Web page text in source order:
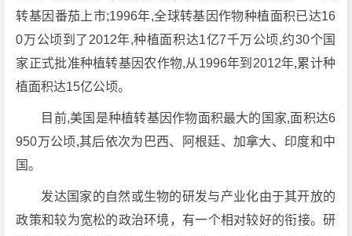
转基因番茄上市;1996年,全球转基因作物种植面积已达16
0万公顷到了2012年,种植面积达1亿7千万公顷,约30个国
家正式批准种植转基因农作物,从1996年到2012年,累计种
植面积达15亿公顷。
目前,美国是种植转基因作物面积最大的国家,面积达6
950万公顷,其后依次为巴西、阿根廷、加拿大、印度和中
国。
发达国家的自然或生物的研发与产业化由于其开放的
政策和较为宽松的政治环境，有一个相对较好的衔接。研